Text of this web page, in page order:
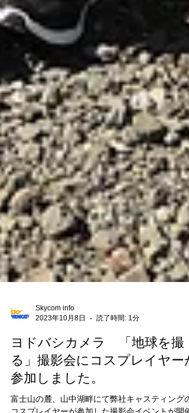
2023年10月8日
読了時間: 1分
ヨドバシカメラ 「地球を撮
る」撮影会にコスプレイヤー
参加しました。